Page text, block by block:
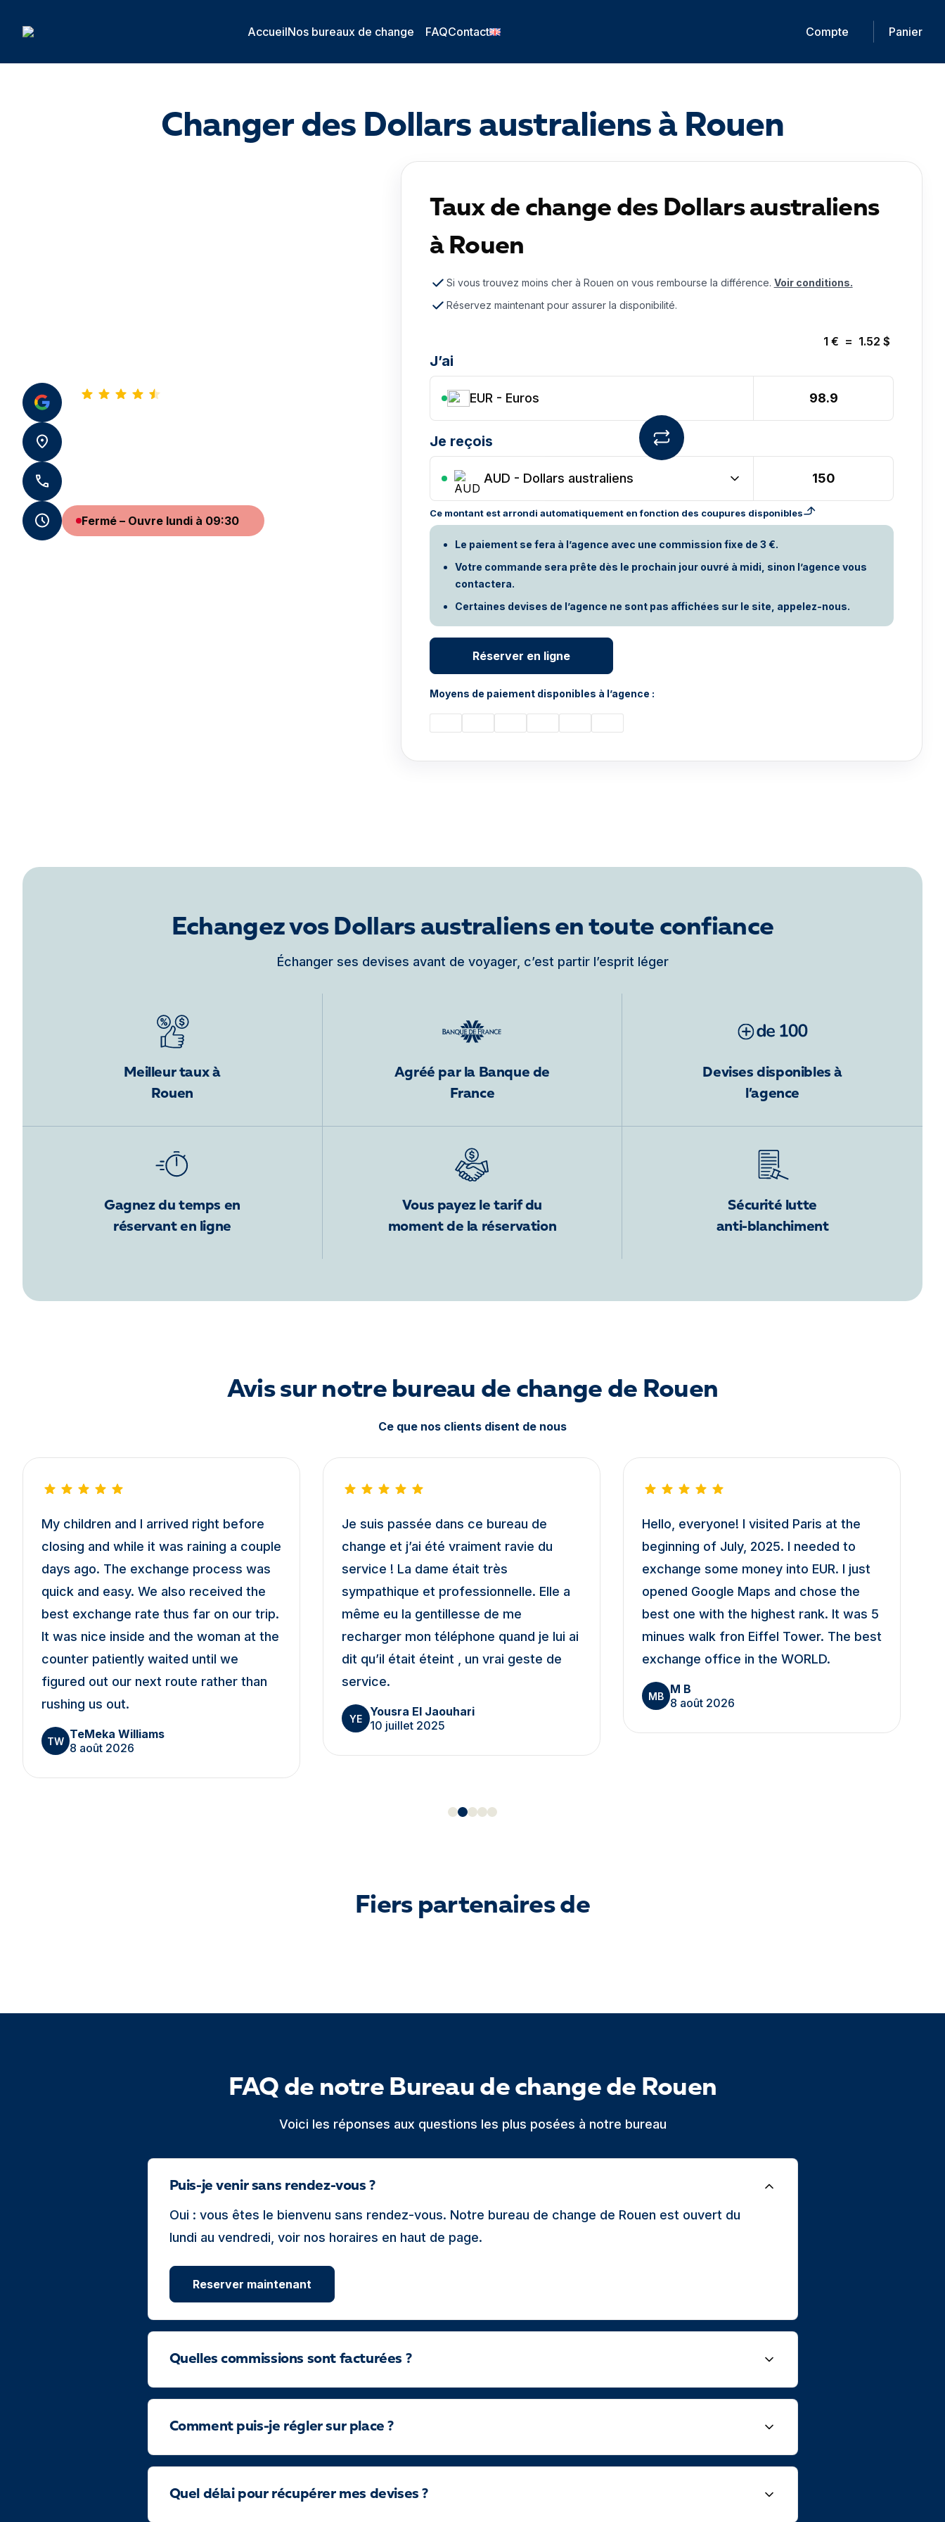
AccueilNos bureaux de change FAQContact Compte Panier
Changer des Dollars australiens à Rouen
Fermé – Ouvre lundi à 09:30
Taux de change des Dollars australiens
à Rouen
Si vous trouvez moins cher à Rouen on vous rembourse la différence. Voir conditions.
Réservez maintenant pour assurer la disponibilité.
1 € = 1.52 $
J’ai
EUR - Euros
Je reçois
AUD - Dollars australiens
Ce montant est arrondi automatiquement en fonction des coupures disponibles
Le paiement se fera à l’agence avec une commission fixe de 3 €.
Votre commande sera prête dès le prochain jour ouvré à midi, sinon l’agence vous
contactera.
Certaines devises de l’agence ne sont pas affichées sur le site, appelez-nous.
Réserver en ligne
Moyens de paiement disponibles à l’agence :
Echangez vos Dollars australiens en toute confiance
Échanger ses devises avant de voyager, c’est partir l’esprit léger
Meilleur taux à
Rouen
Agréé par la Banque de
France
Devises disponibles à
l’agence
Gagnez du temps en
réservant en ligne
Vous payez le tarif du
moment de la réservation
Sécurité lutte
anti-blanchiment
Avis sur notre bureau de change de Rouen
Ce que nos clients disent de nous
My children and I arrived right before
closing and while it was raining a couple
days ago. The exchange process was
quick and easy. We also received the
best exchange rate thus far on our trip.
It was nice inside and the woman at the
counter patiently waited until we
figured out our next route rather than
rushing us out.
TW TeMeka Williams
8 août 2026
Je suis passée dans ce bureau de
change et j’ai été vraiment ravie du
service ! La dame était très
sympathique et professionnelle. Elle a
même eu la gentillesse de me
recharger mon téléphone quand je lui ai
dit qu’il était éteint , un vrai geste de
service.
YE
Yousra El Jaouhari
10 juillet 2025
Hello, everyone! I visited Paris at the
beginning of July, 2025. I needed to
exchange some money into EUR. I just
opened Google Maps and chose the
best one with the highest rank. It was 5
minues walk fron Eiffel Tower. The best
exchange office in the WORLD.
MB M B
8 août 2026
Fiers partenaires de
FAQ de notre Bureau de change de Rouen
Voici les réponses aux questions les plus posées à notre bureau
Puis-je venir sans rendez-vous ?
Oui : vous êtes le bienvenu sans rendez-vous. Notre bureau de change de Rouen est ouvert du
lundi au vendredi, voir nos horaires en haut de page.
Reserver maintenant
Quelles commissions sont facturées ?
Comment puis-je régler sur place ?
Quel délai pour récupérer mes devises ?